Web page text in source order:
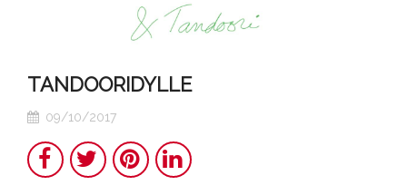
TANDOORIDYLLE
09/10/2017